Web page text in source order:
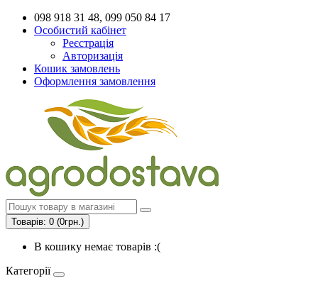
098 918 31 48, 099 050 84 17
Особистий кабінет
Реєстрація
Авторизація
Кошик замовлень
Оформлення замовлення
Товарів: 0 (0грн.)
В кошику немає товарів :(
Категорії